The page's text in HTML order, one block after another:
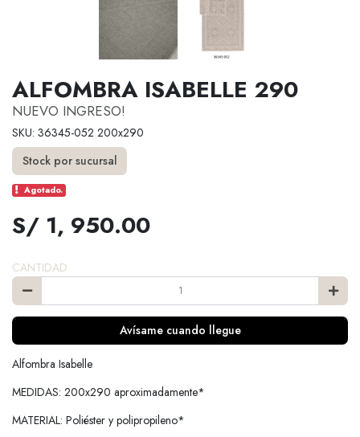
ALFOMBRA ISABELLE 290
NUEVO INGRESO!
SKU: 36345-052 200x290
Stock por sucursal
Agotado.
S/ 1, 950.00
CANTIDAD
Avísame cuando llegue
Alfombra Isabelle
MEDIDAS: 200x290 aproximadamente*
MATERIAL: Poliéster y polipropileno*